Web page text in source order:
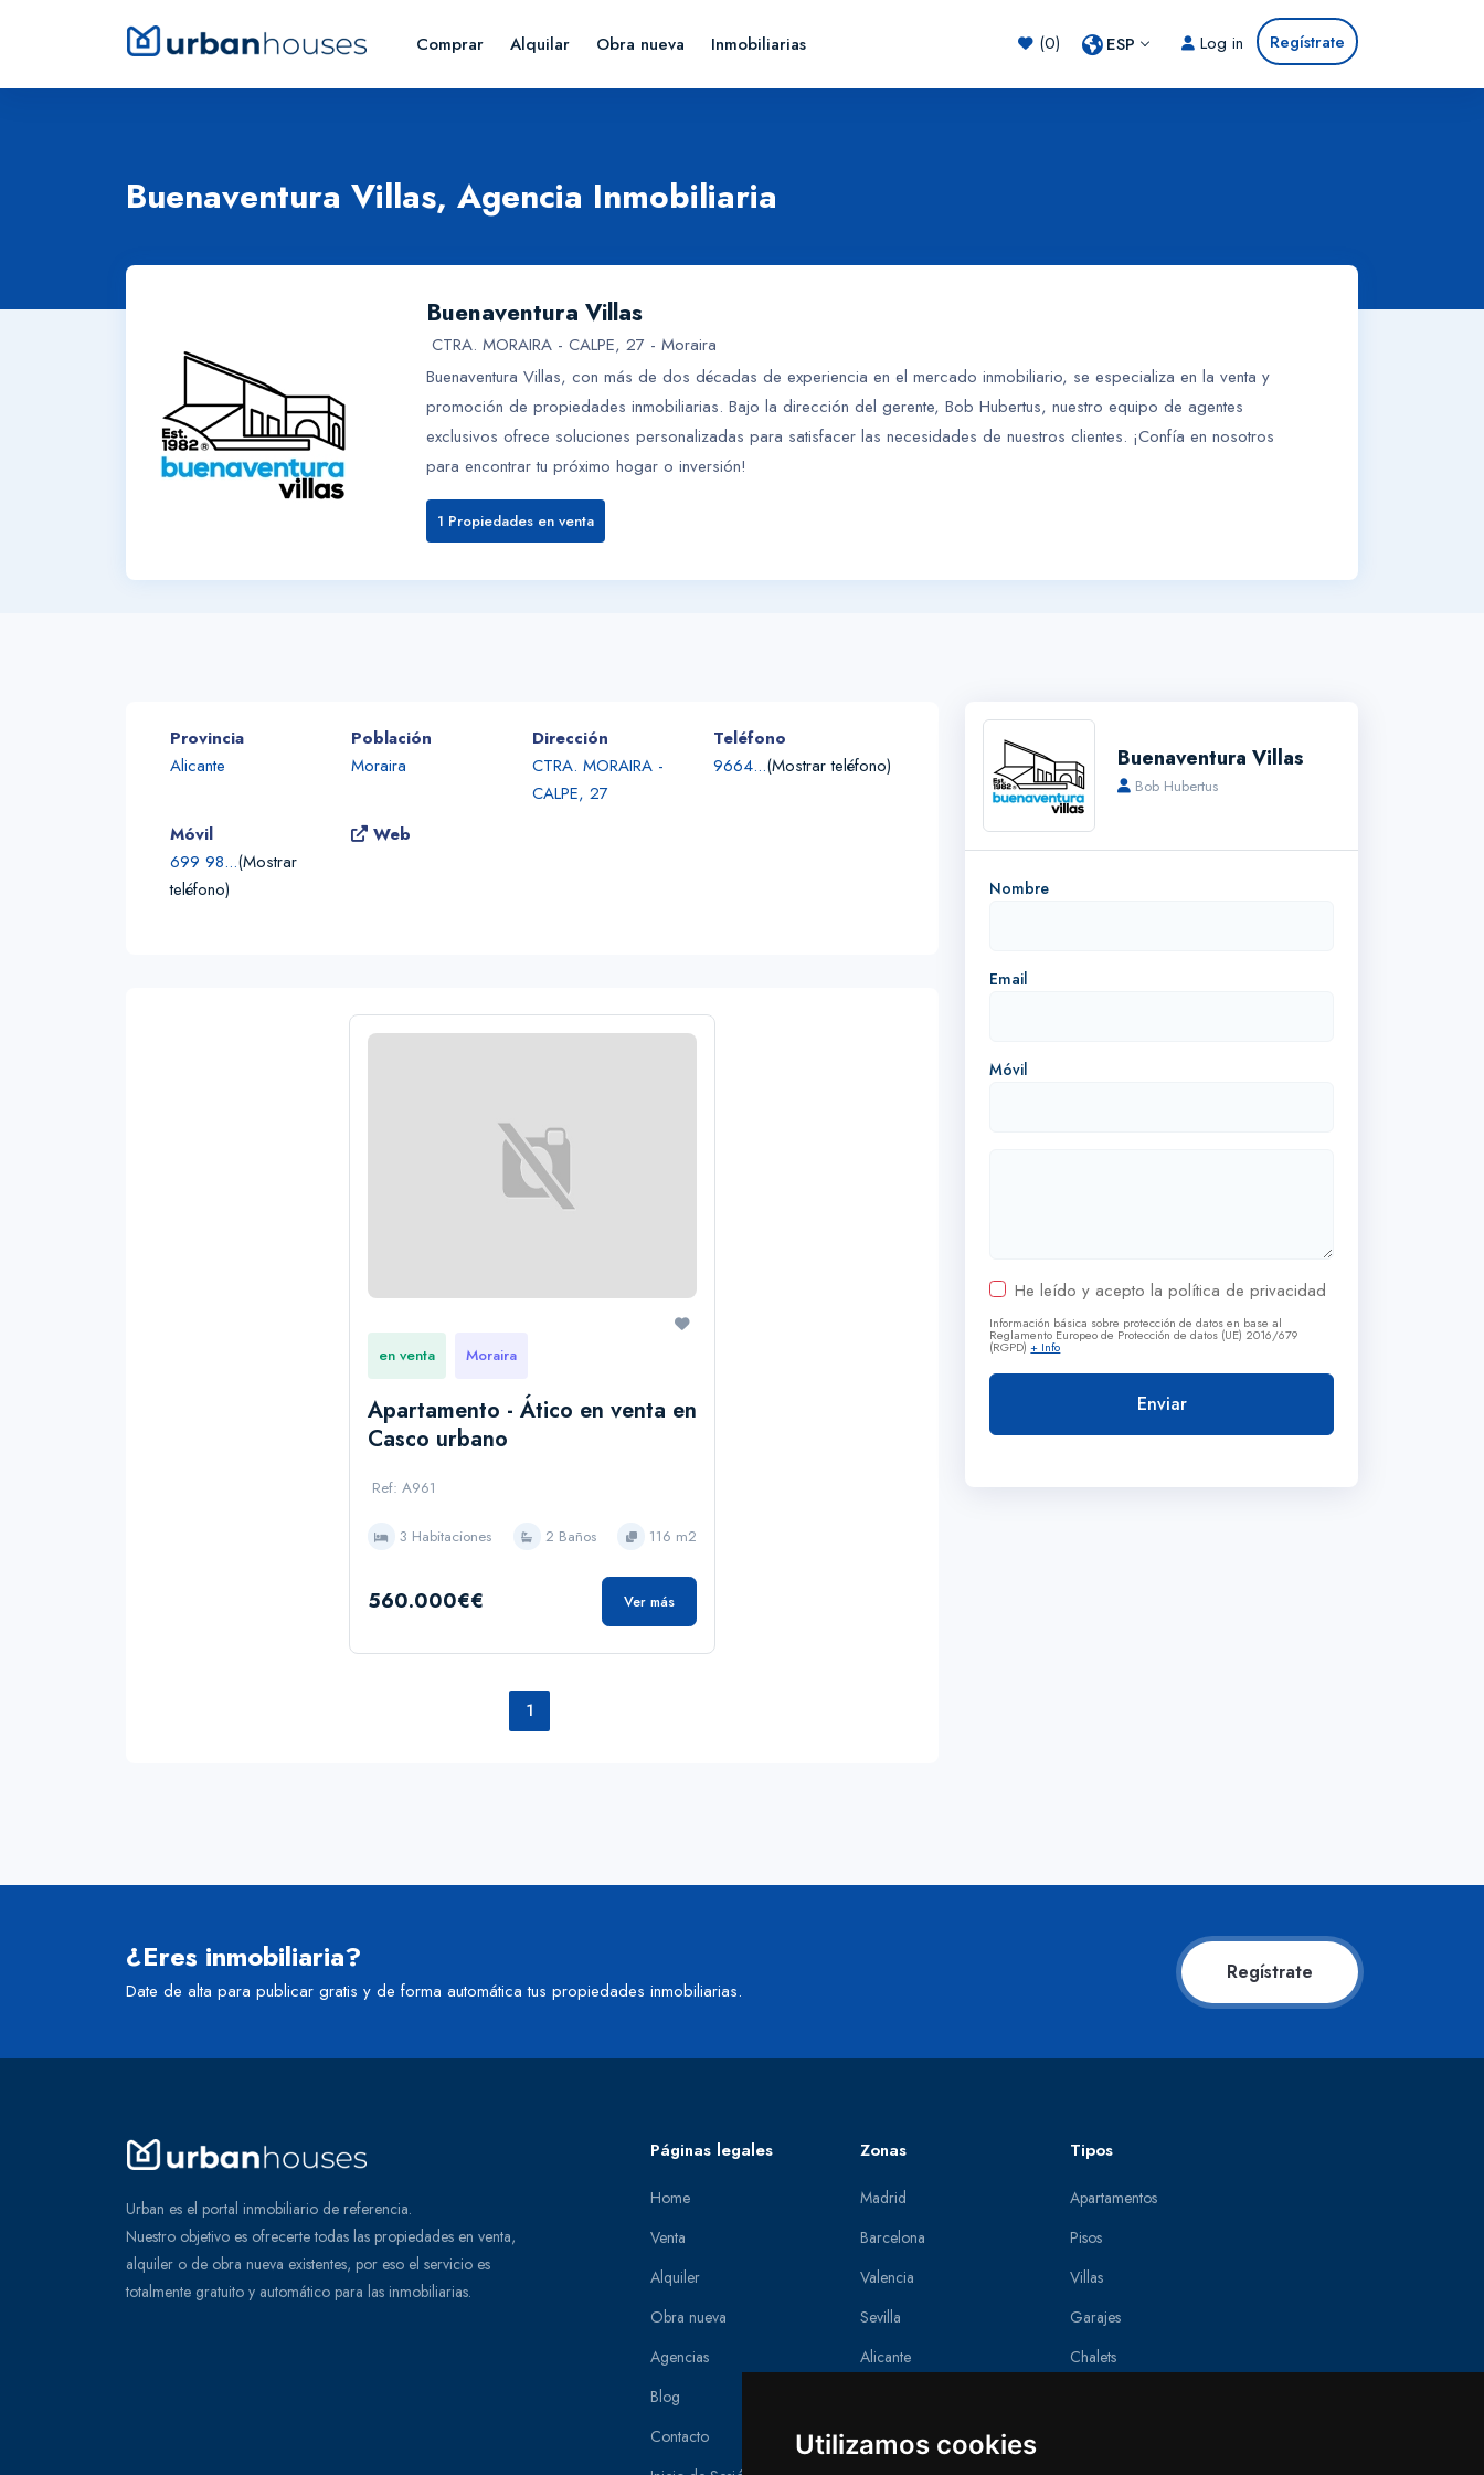
Utilizamos cookies
Comprar Alquilar Obra nueva Inmobiliarias Regístrate
Log in
ESP
(0)
Buenaventura Villas, Agencia Inmobiliaria
Buenaventura Villas
CTRA. MORAIRA - CALPE, 27 - Moraira
Buenaventura Villas, con más de dos décadas de experiencia en el mercado inmobiliario, se especializa en la venta y
promoción de propiedades inmobiliarias. Bajo la dirección del gerente, Bob Hubertus, nuestro equipo de agentes
exclusivos ofrece soluciones personalizadas para satisfacer las necesidades de nuestros clientes. ¡Confía en nosotros
para encontrar tu próximo hogar o inversión!
1 Propiedades en venta
Provincia
Alicante
Población
Moraira
Dirección
CTRA. MORAIRA -
CALPE, 27
Teléfono
9664...(Mostrar teléfono)
Móvil
699 98...(Mostrar
teléfono)
Web
en venta Moraira
Apartamento - Ático en venta en
Casco urbano
Ref: A961
3 Habitaciones 2 Baños 116 m2
560.000€€ Ver más
1
Buenaventura Villas
Bob Hubertus
Nombre
Email
Móvil
He leído y acepto la política de privacidad
Información básica sobre protección de datos en base al
Reglamento Europeo de Protección de datos (UE) 2016/679
(RGPD)+ Info
¿Eres inmobiliaria?
Date de alta para publicar gratis y de forma automática tus propiedades inmobiliarias.
Regístrate
Urban es el portal inmobiliario de referencia.
Nuestro objetivo es ofrecerte todas las propiedades en venta,
alquiler o de obra nueva existentes, por eso el servicio es
totalmente gratuito y automático para las inmobiliarias.
Páginas legales
Home
Venta
Alquiler
Obra nueva
Agencias
Blog
Contacto
Zonas
Madrid
Barcelona
Valencia
Sevilla
Alicante
Asturias
Tipos
Apartamentos
Pisos
Villas
Garajes
Chalets